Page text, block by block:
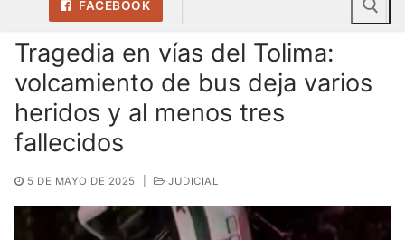
FACEBOOK
Tragedia en vías del Tolima:
volcamiento de bus deja varios
heridos y al menos tres
fallecidos
5 DE MAYO DE 2025 JUDICIAL